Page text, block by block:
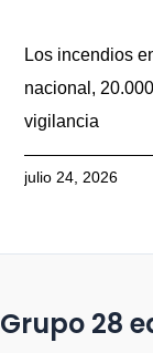
Los incendios
nacional,
vigilancia
julio 24, 2026
Grupo 28